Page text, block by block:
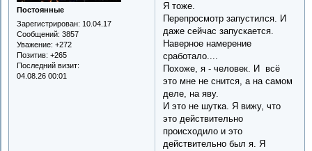
Постоянные
Зарегистрирован: 10.04.17
Сообщений: 3857
Уважение: +272
Позитив: +265
Последний визит:
04.08.26 00:01
Я тоже.
Перепросмотр запустился. И
даже сейчас запускается.
Наверное намерение
сработало....
Похоже, я - человек. И всё
это мне не снится, а на самом
деле, на яву.
И это не шутка. Я вижу, что
это действительно
происходило и это
действительно был я. Я